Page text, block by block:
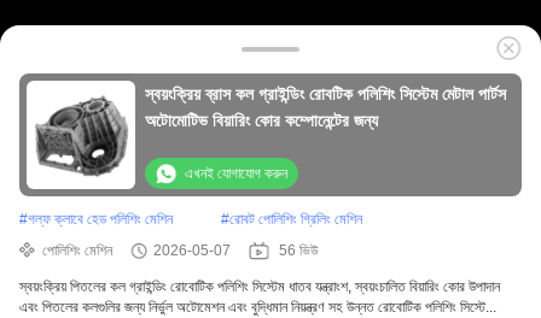
স্বয়ংক্রিয় ব্রাস কল গ্রাইন্ডিং রোবটিক পলিশিং সিস্টেম মেটাল পার্টস
অটোমোটিভ বিয়ারিং কোর কম্পোনেন্টের জন্য
এখনই যোগাযোগ করুন
#গল্ফ ক্লাবে হেড পলিশিং মেশিন #রোবট পোলিশিং গ্রিলিং মেশিন
পোলিশিং মেশিন
2026-05-07 56 ভিউ
স্বয়ংক্রিয় পিতলের কল গ্রাইন্ডিং রোবোটিক পলিশিং সিস্টেম ধাতব যন্ত্রাংশ, স্বয়ংচালিত বিয়ারিং কোর উপাদান
এবং পিতলের কলগুলির জন্য নির্ভুল অটোমেশন এবং বুদ্ধিমান নিয়ন্ত্রণ সহ উন্নত রোবোটিক পলিশিং সিস্টে...